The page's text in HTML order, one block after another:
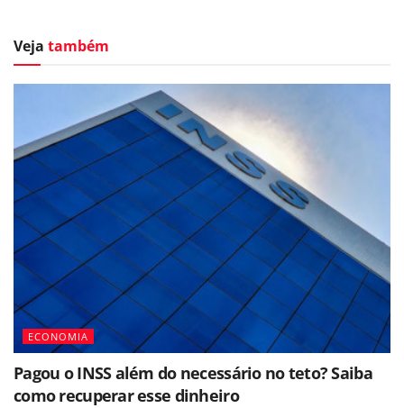
Veja também
ECONOMIA
Pagou o INSS além do necessário no teto? Saiba
como recuperar esse dinheiro